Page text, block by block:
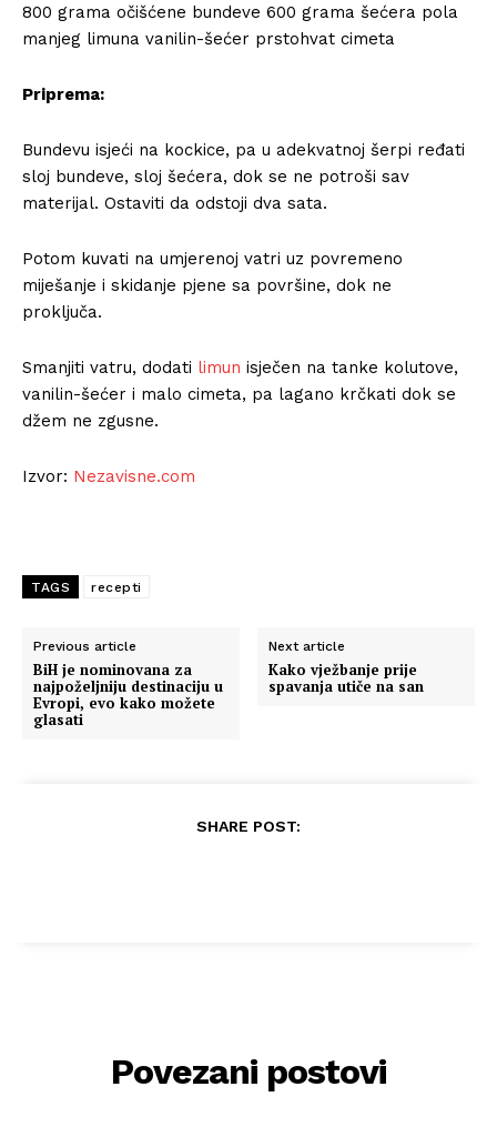
800 grama očišćene bundeve 600 grama šećera pola
manjeg limuna vanilin-šećer prstohvat cimeta
Priprema:
Bundevu isjeći na kockice, pa u adekvatnoj šerpi ređati
sloj bundeve, sloj šećera, dok se ne potroši sav
materijal. Ostaviti da odstoji dva sata.
Potom kuvati na umjerenoj vatri uz povremeno
miješanje i skidanje pjene sa površine, dok ne
proključa.
Smanjiti vatru, dodati limun isječen na tanke kolutove,
vanilin-šećer i malo cimeta, pa lagano krčkati dok se
džem ne zgusne.
Izvor: Nezavisne.com
TAGS recepti
Previous article
BiH je nominovana za
najpoželjniju destinaciju u
Evropi, evo kako možete
glasati
Next article
Kako vježbanje prije
spavanja utiče na san
SHARE POST:
Povezani postovi